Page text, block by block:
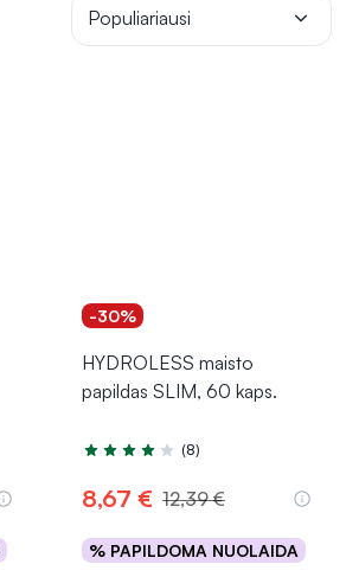
Populiariausi
-30%
HYDROLESS maisto
papildas SLIM, 60 kaps.
Įvertinimas 3.9 iš 5
(8)
8,67 € 12,39 €
% PAPILDOMA NUOLAIDA
Į krepšelį